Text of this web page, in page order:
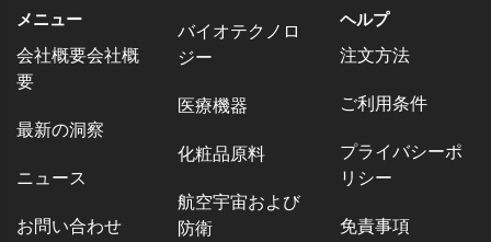
メニュー
会社概要会社概
要
最新の洞察
ニュース
お問い合わせ
バイオテクノロ
ジー
医療機器
化粧品原料
航空宇宙および
防衛
ヘルプ
注文方法
ご利用条件
プライバシーポ
リシー
免責事項